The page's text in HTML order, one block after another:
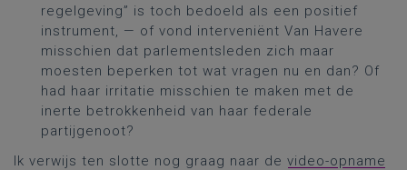
regelgeving” is toch bedoeld als een positief
instrument, — of vond interveniënt Van Havere
misschien dat parlementsleden zich maar
moesten beperken tot wat vragen nu en dan? Of
had haar irritatie misschien te maken met de
inerte betrokkenheid van haar federale
partijgenoot?
Ik verwijs ten slotte nog graag naar de video-opname